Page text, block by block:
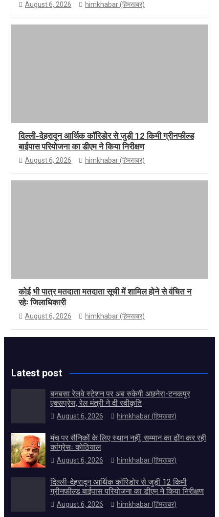
August 6, 2026 himkhabar (हिमखबर)
दिल्ली-देहरादून आर्थिक कॉरिडोर से जुड़ी 12 किमी ग्रीनफील्ड
बाईपास परियोजना का डीएम ने किया निरीक्षण
August 6, 2026 himkhabar (हिमखबर)
कोई भी पात्र मतदाता मतदाता सूची में शामिल होने से वंचित न
रहेः जिलाधिकारी
August 6, 2026 himkhabar (हिमखबर)
Latest post
बनबसा रेलवे स्टेशन पर अब रुकेगी अछनेरा-टनकपुर
एक्सप्रेस, रेल मंत्री ने दी स्वीकृति
August 6, 2026 himkhabar (हिमखबर)
मंच पर सैनिकों के लिए स्थान नहीं, सम्मान का ढोंग कर रही
कांग्रेसः कोठियाल
August 6, 2026 himkhabar (हिमखबर)
दिल्ली-देहरादून आर्थिक कॉरिडोर से जुड़ी 12 किमी
ग्रीनफील्ड बाईपास परियोजना का डीएम ने किया निरीक्षण
August 6, 2026 himkhabar (हिमखबर)